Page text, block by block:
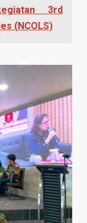
3rd
(NCOLS)